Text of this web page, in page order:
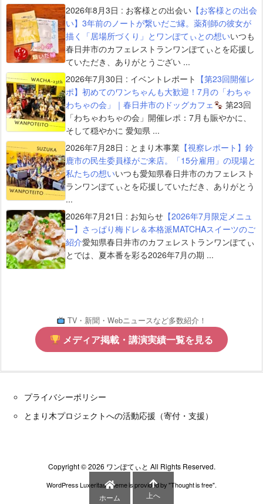
2026年8月3日 : お客様との出会い 【お客様との出会
い】3年前のノートが繋いだご縁。薬剤師の彼女が
描く「居場所づくり」とワンぽてぃとの想いいつも
春日井市のカフェレストランワンぽてぃとを応援し
ていただき、ありがとうござい ...
2026年7月30日 : イベントレポート 【第23回開催レ
ポ】初めてのワンちゃんも大歓迎！7月の「わちゃ
わちゃの会」｜春日井市のドッグカフェ
第23回
「わちゃわちゃの会」開催レポ：7月も賑やかに、
そして穏やかに 愛知県 ...
2026年7月28日 : とまり木事業 【視察レポート】鈴
鹿市の民生委員様がご来店。「15分雇用」の現場と
私たちの想いいつも愛知県春日井市のカフェレスト
ランワンぽてぃとを応援していただき、ありがとう
...
2026年7月21日 : お知らせ 【2026年7月限定メニュ
ー】さっぱり梅ドレ＆本格派MATCHAスイーツのご
紹介愛知県春日井市のカフェレストランワンぽてぃ
とでは、夏本番を彩る2026年7月の期 ...
TV・新聞・Webニュースなど多数紹介！
メディア掲載・講演実績一覧を見る
プライバシーポリシー
とまり木プロジェクトへの活動応援（寄付・支援）
Copyright ©2026 ワンぽてぃと All Rights Reserved.
WordPress Luxeritas Theme is provided by "Thought is free".
ホーム 上へ